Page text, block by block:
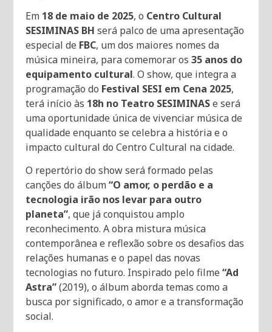
Em 18 de maio de 2025, o Centro Cultural
SESIMINAS BH será palco de uma apresentação
especial de FBC, um dos maiores nomes da
música mineira, para comemorar os35 anos do
equipamento cultural. O show, que integra a
programação do Festival SESI em Cena 2025,
terá início às 18h no Teatro SESIMINASe será
uma oportunidade única de vivenciar música de
qualidade enquanto se celebra a história e o
impacto cultural do Centro Cultural na cidade.
O repertório do show será formado pelas
canções do álbum“O amor, o perdão e a
tecnologia irão nos levar para outro
planeta”, que já conquistou amplo
reconhecimento. A obra mistura música
contemporânea e reflexão sobre os desafios das
relações humanas e o papel das novas
tecnologias no futuro. Inspirado pelo filme “Ad
Astra”(2019), o álbum aborda temas como a
busca por significado, o amor e a transformação
social.